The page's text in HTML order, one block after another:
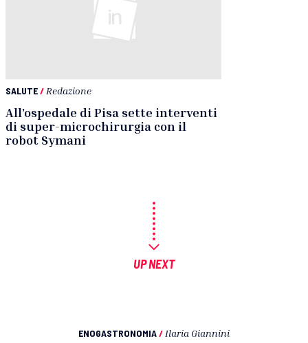
SALUTE/ Redazione
All’ospedale di Pisa sette interventi
di super-microchirurgia con il
robot Symani
UP NEXT
ENOGASTRONOMIA/ Ilaria Giannini